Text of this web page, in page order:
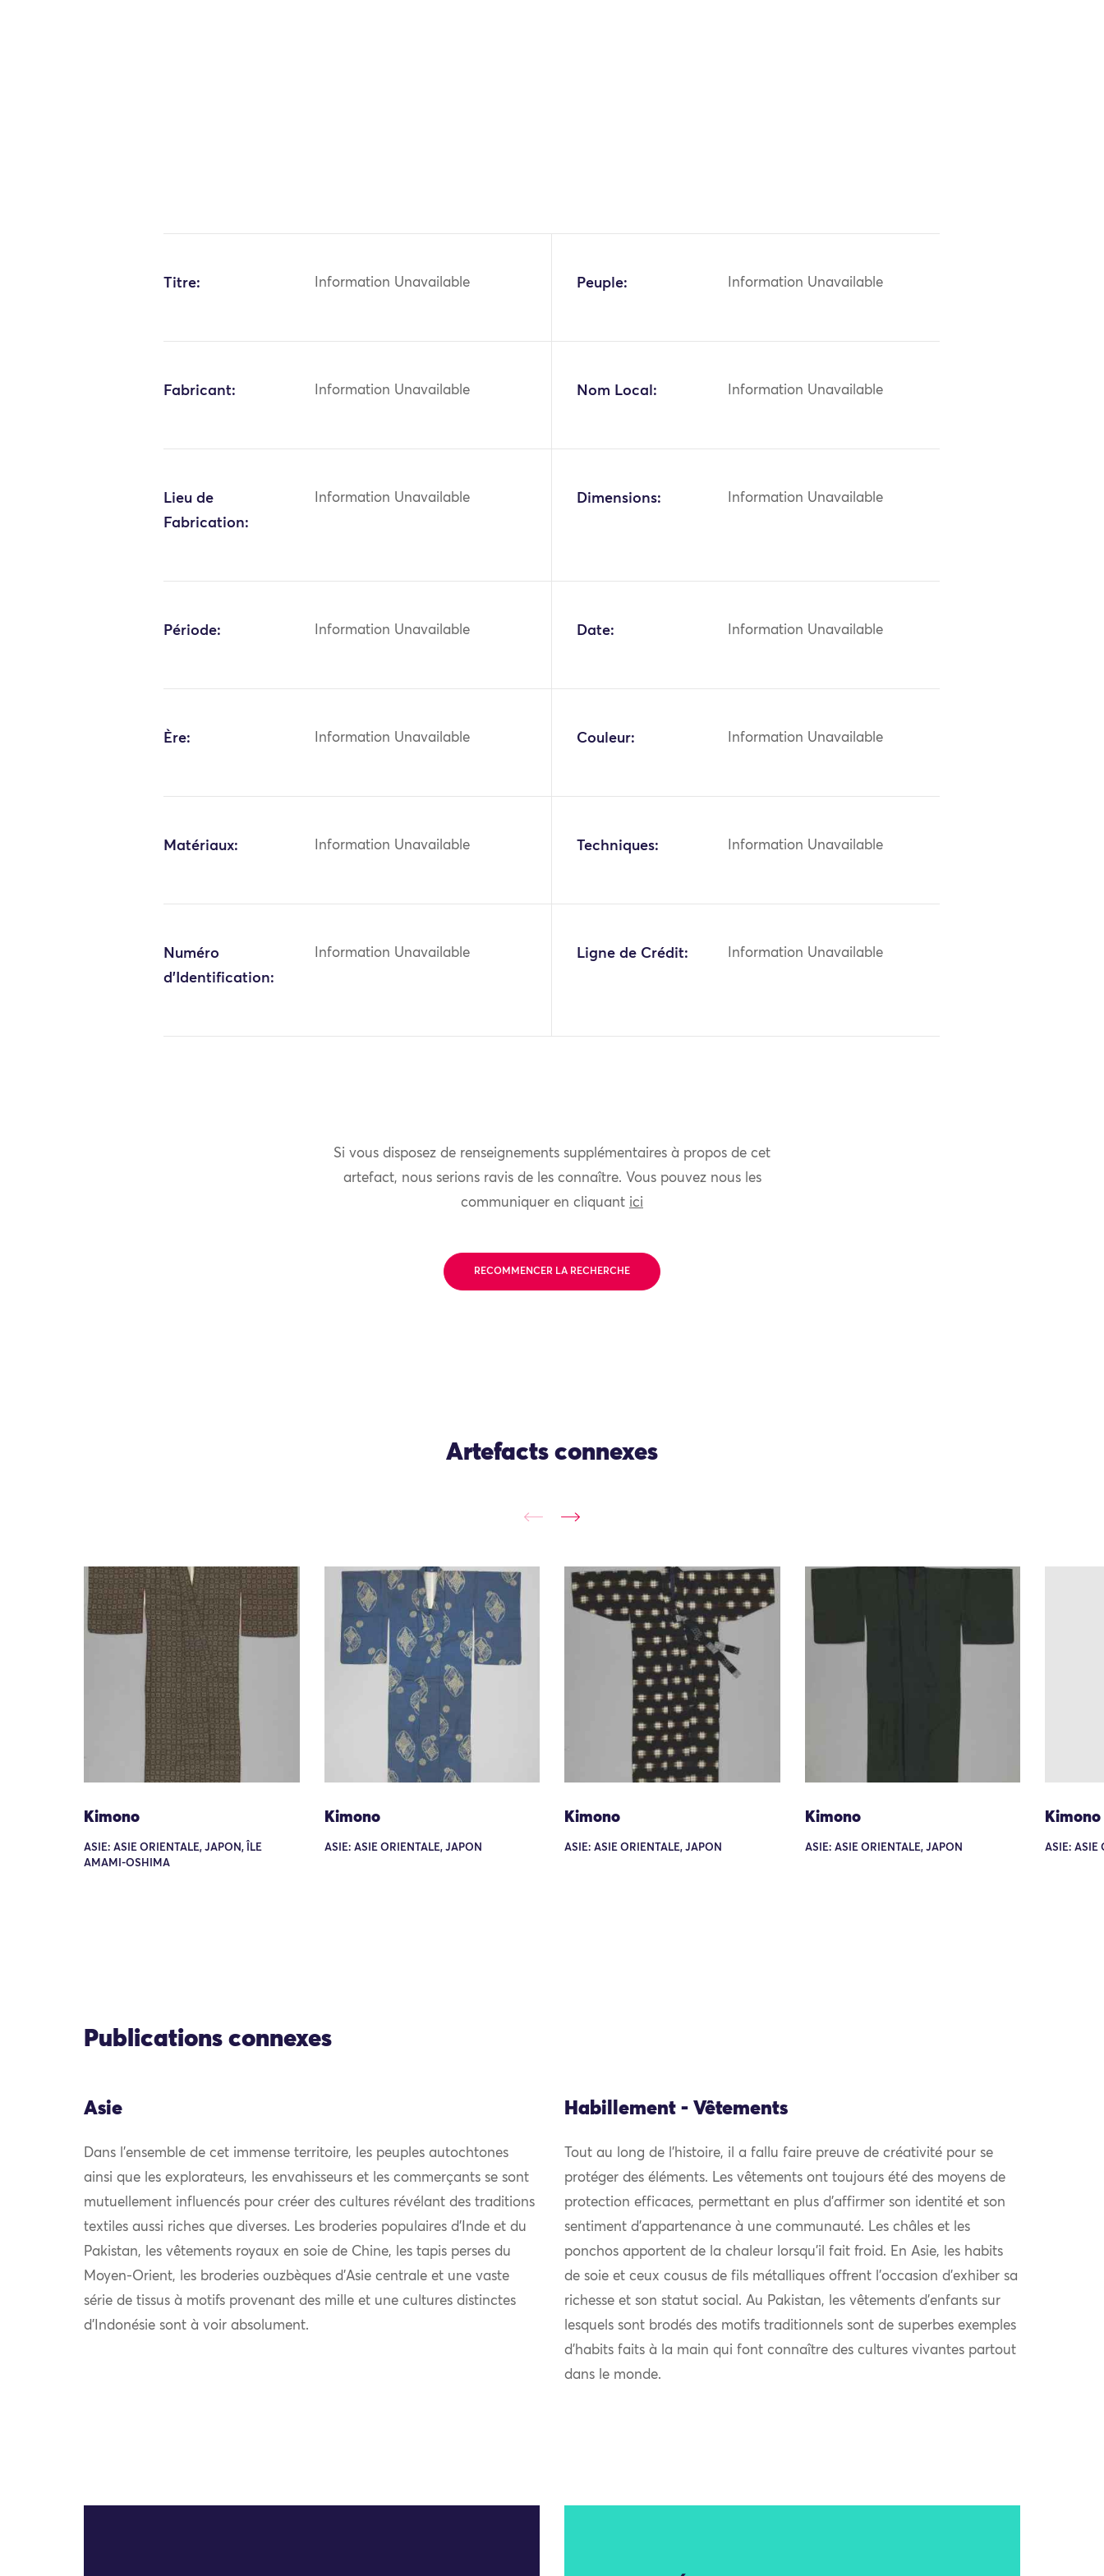
Titre: Information Unavailable Peuple: Information Unavailable
Fabricant: Information Unavailable Nom Local: Information Unavailable
Lieu de
Fabrication:
Information Unavailable Dimensions: Information Unavailable
Période: Information Unavailable Date: Information Unavailable
Ère: Information Unavailable Couleur: Information Unavailable
Matériaux: Information Unavailable Techniques: Information Unavailable
Numéro
d'Identification:
Information Unavailable Ligne de Crédit: Information Unavailable
Si vous disposez de renseignements supplémentaires à propos de cet
artefact, nous serions ravis de les connaître. Vous pouvez nous les
communiquer en cliquant ici
RECOMMENCER LA RECHERCHE
Artefacts connexes
Kimono
ASIE: ASIE ORIENTALE, JAPON, ÎLE
AMAMI-OSHIMA
Kimono
ASIE: ASIE ORIENTALE, JAPON
Kimono
ASIE: ASIE ORIENTALE, JAPON
Kimono
ASIE: ASIE ORIENTALE, JAPON
Kimono
ASIE: ASIE
Publications connexes
Asie
Dans l’ensemble de cet immense territoire, les peuples autochtones
ainsi que les explorateurs, les envahisseurs et les commerçants se sont
mutuellement influencés pour créer des cultures révélant des traditions
textiles aussi riches que diverses. Les broderies populaires d’Inde et du
Pakistan, les vêtements royaux en soie de Chine, les tapis perses du
Moyen-Orient, les broderies ouzbèques d’Asie centrale et une vaste
série de tissus à motifs provenant des mille et une cultures distinctes
d’Indonésie sont à voir absolument.
Habillement - Vêtements
Tout au long de l’histoire, il a fallu faire preuve de créativité pour se
protéger des éléments. Les vêtements ont toujours été des moyens de
protection efficaces, permettant en plus d’affirmer son identité et son
sentiment d’appartenance à une communauté. Les châles et les
ponchos apportent de la chaleur lorsqu’il fait froid. En Asie, les habits
de soie et ceux cousus de fils métalliques offrent l’occasion d’exhiber sa
richesse et son statut social. Au Pakistan, les vêtements d’enfants sur
lesquels sont brodés des motifs traditionnels sont de superbes exemples
d’habits faits à la main qui font connaître des cultures vivantes partout
dans le monde.